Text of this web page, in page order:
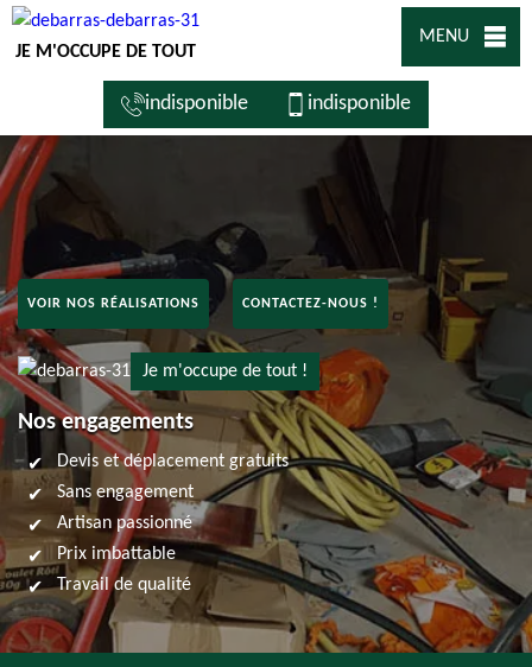
JE M'OCCUPE DE TOUT
MENU
indisponible indisponible
VOIR NOS RÉALISATIONS CONTACTEZ-NOUS !
Je m'occupe de tout !
Nos engagements
Devis et déplacement gratuits
Sans engagement
Artisan passionné
Prix imbattable
Travail de qualité